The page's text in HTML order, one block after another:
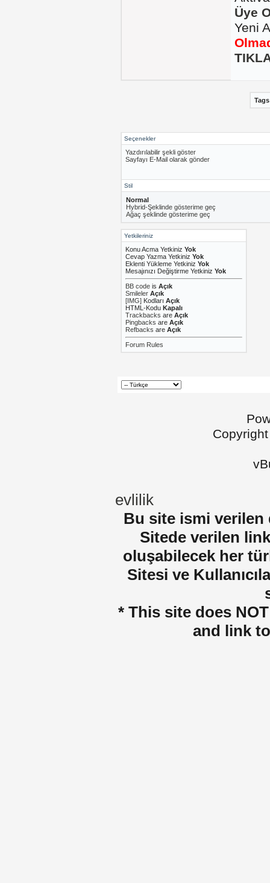
Üye
Yeni
Tags
Seçenekler
Yazdırılabilir şekli göster
Sayfayı E-Mail olarak gönder
Stil
Normal
Hybrid-Şeklinde gösterime geç
Ağaç şeklinde gösterime geç
Yetkileriniz
Konu Acma Yetkiniz Yok
Cevap Yazma Yetkiniz Yok
Eklenti Yükleme Yetkiniz Yok
Mesajınızı Değiştirme Yetkiniz Yok
BB code is Açık
Smileler Açık
[IMG] Kodları Açık
HTML-Kodu Kapalı
Trackbacks are Açık
Pingbacks are Açık
Refbacks are Açık
Forum Rules
evlilik
Bu site ismi verilen
Sitede verilen
oluşabilecek her
Sitesi ve
* This site does
and link